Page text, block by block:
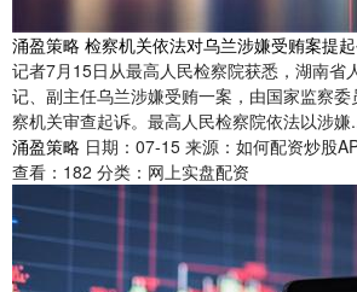
涌盈策略 检察机关依法对乌兰涉嫌受贿案提
记者7月15日从最高人民检察院获悉，湖南省
记、副主任乌兰涉嫌受贿一案，由国家监察
察机关审查起诉。最高人民检察院依法以涉嫌
涌盈策略 日期：07-15 来源：如何配资炒股
查看： 182 分类： 网上实盘配资